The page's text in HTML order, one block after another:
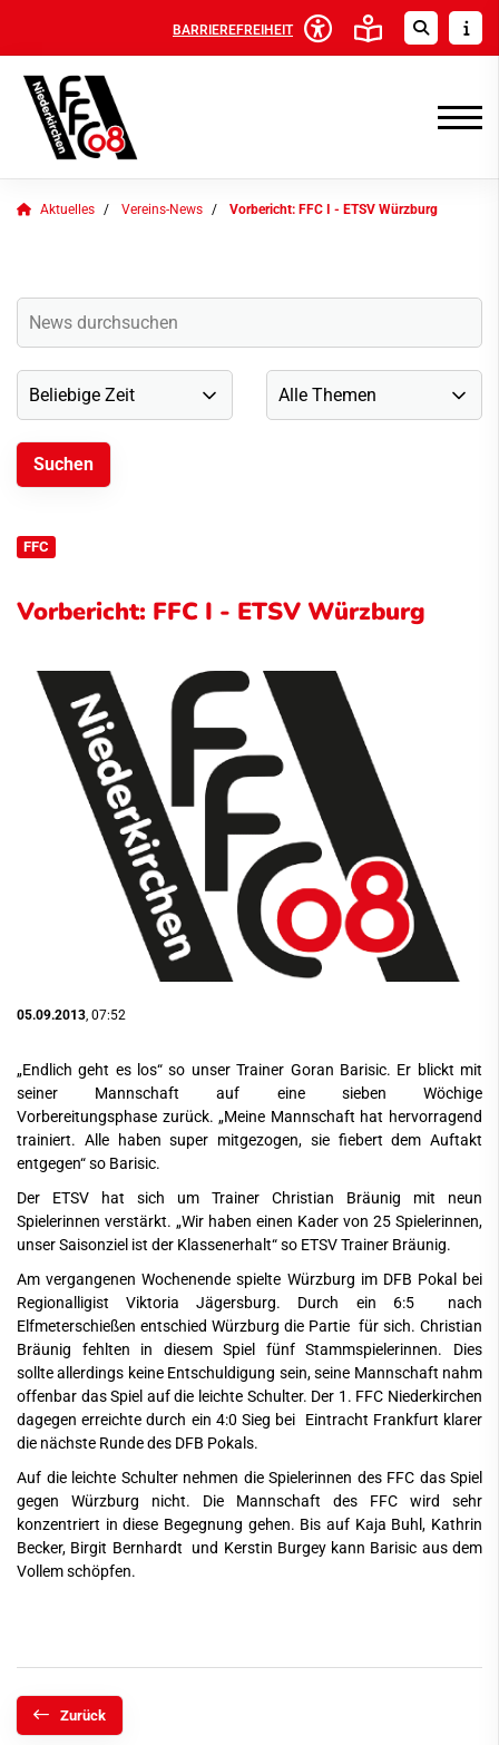
BARRIEREFREIHEIT
Aktuelles Vereins-News Vorbericht: FFC I - ETSV Würzburg
FFC
Vorbericht: FFC I - ETSV Würzburg
05.09.2013 , 07:52
„Endlich geht es los“ so unser Trainer Goran Barisic. Er blickt mit
seiner Mannschaft auf eine sieben Wöchige
Vorbereitungsphase zurück. „Meine Mannschaft hat hervorragend
trainiert. Alle haben super mitgezogen, sie fiebert dem Auftakt
entgegen“ so Barisic.
Der ETSV hat sich um Trainer Christian Bräunig mit neun
Spielerinnen verstärkt. „Wir haben einen Kader von 25 Spielerinnen,
unser Saisonziel ist der Klassenerhalt“ so ETSV Trainer Bräunig.
Am vergangenen Wochenende spielte Würzburg im DFB Pokal bei
Regionalligist Viktoria Jägersburg. Durch ein 6:5 nach
Elfmeterschießen entschied Würzburg die Partie für sich. Christian
Bräunig fehlten in diesem Spiel fünf Stammspielerinnen. Dies
sollte allerdings keine Entschuldigung sein, seine Mannschaft nahm
offenbar das Spiel auf die leichte Schulter. Der 1. FFC Niederkirchen
dagegen erreichte durch ein 4:0 Sieg bei Eintracht Frankfurt klarer
die nächste Runde des DFB Pokals.
Auf die leichte Schulter nehmen die Spielerinnen des FFC das Spiel
gegen Würzburg nicht. Die Mannschaft des FFC wird sehr
konzentriert in diese Begegnung gehen. Bis auf Kaja Buhl, Kathrin
Becker, Birgit Bernhardt und Kerstin Burgey kann Barisic aus dem
Vollem schöpfen.
Zurück